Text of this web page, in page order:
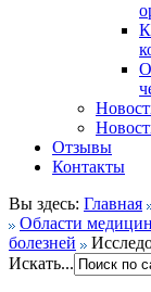
Отзывы
Контакты
Вы здесь: Главная
Области
болезней
Искать...